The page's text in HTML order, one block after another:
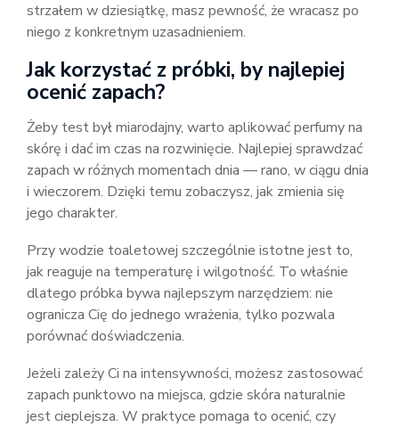
strzałem w dziesiątkę, masz pewność, że wracasz po
niego z konkretnym uzasadnieniem.
Jak korzystać z próbki, by najlepiej
ocenić zapach?
Żeby test był miarodajny, warto aplikować perfumy na
skórę i dać im czas na rozwinięcie. Najlepiej sprawdzać
zapach w różnych momentach dnia — rano, w ciągu dnia
i wieczorem. Dzięki temu zobaczysz, jak zmienia się
jego charakter.
Przy wodzie toaletowej szczególnie istotne jest to,
jak reaguje na temperaturę i wilgotność. To właśnie
dlatego próbka bywa najlepszym narzędziem: nie
ogranicza Cię do jednego wrażenia, tylko pozwala
porównać doświadczenia.
Jeżeli zależy Ci na intensywności, możesz zastosować
zapach punktowo na miejsca, gdzie skóra naturalnie
jest cieplejsza. W praktyce pomaga to ocenić, czy